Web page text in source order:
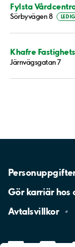
Fylsta
Sörbyvägen 8
Khafre
Järnvägsgatan 7
Gör karriär hos
Avtalsvillkor